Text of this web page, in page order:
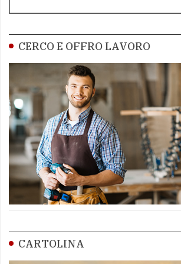
CERCO E OFFRO LAVORO
CARTOLINA